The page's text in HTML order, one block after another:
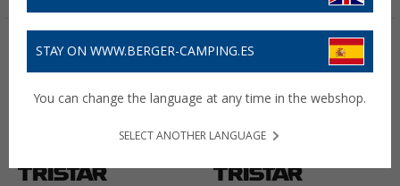
-35% -29%
STAY ON WWW.BERGER-CAMPING.ES
You can change the language at any time in the webshop.
SELECT ANOTHER LANGUAGE